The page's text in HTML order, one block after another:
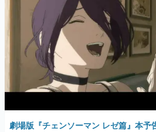
劇場版『チェンソーマン レゼ篇』本予